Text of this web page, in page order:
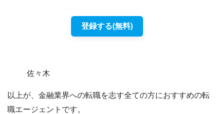
登録する(無料)
佐々木
以上が、金融業界への転職を志す全ての方におすすめの転
職エージェントです。